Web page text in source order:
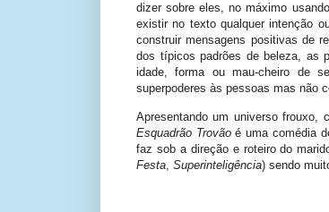
dizer sobre eles, no máximo
existir no texto qualquer intenção
construir mensagens positivas de
dos típicos padrões de beleza, as
idade, forma ou mau-cheiro de
superpoderes às pessoas mas não
Apresentando um universo frouxo,
Esquadrão Trovãoé uma comédia
faz sob a direção e roteiro do
Festa Superinteligência) sendo